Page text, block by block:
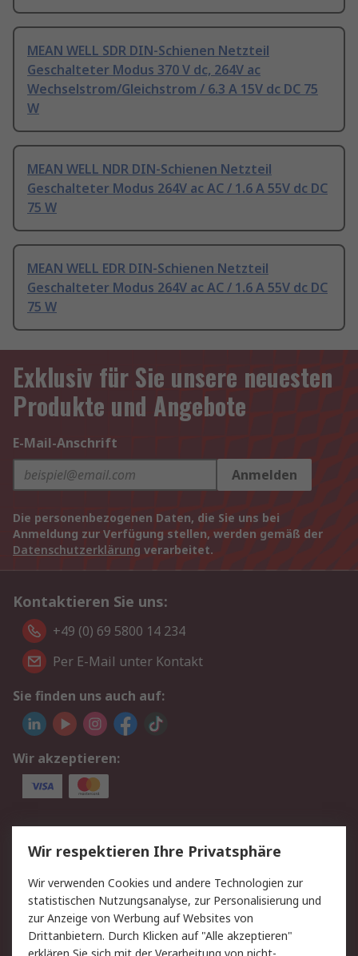
MEAN WELL SDR DIN-Schienen Netzteil
Geschalteter Modus 370 V dc, 264V ac
Wechselstrom/Gleichstrom / 6.3 A 15V dc DC 75
W
MEAN WELL NDR DIN-Schienen Netzteil
Geschalteter Modus 264V ac AC / 1.6 A 55V dc DC
75 W
MEAN WELL EDR DIN-Schienen Netzteil
Geschalteter Modus 264V ac AC / 1.6 A 55V dc DC
75 W
Exklusiv für Sie unsere neuesten
Produkte und Angebote
E-Mail-Anschrift
Anmelden
Die personenbezogenen Daten, die Sie uns bei
Anmeldung zur Verfügung stellen, werden gemäß der
Datenschutzerklärung verarbeitet.
Kontaktieren Sie uns:
+49 (0) 69 5800 14 234
Per E-Mail unter Kontakt
Sie finden uns auch auf:
Wir akzeptieren:
Service
Value Added Services
Lieferlösungen
Rücksendungen
Kontakt
Hilfe
Privatkunden
Rechtliches
Wir respektieren Ihre Privatsphäre
Wir verwenden Cookies und andere Technologien zur
statistischen Nutzungsanalyse, zur Personalisierung und
zur Anzeige von Werbung auf Websites von
Drittanbietern. Durch Klicken auf "Alle akzeptieren"